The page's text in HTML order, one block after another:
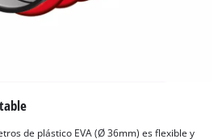
de plástico EVA (Ø 36mm) es flexible y